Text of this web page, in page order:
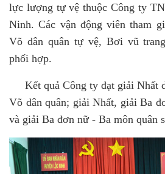
lực lượng tự vệ thuộc Công ty
Ninh. Các vận động viên tham
Võ dân quân tự vệ, Bơi vũ
phối hợp.
Kết quả Công ty đạt giải Nhất
Võ dân quân; giải Nhất, giải Ba
và giải Ba đơn nữ - Ba môn quân